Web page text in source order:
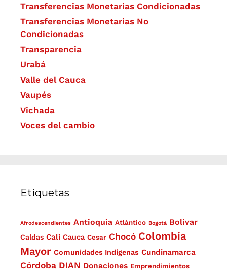
Transferencias Monetarias Condicionadas
Transferencias Monetarias No
Condicionadas
Transparencia
Urabá
Valle del Cauca
Vaupés
Vichada
Voces del cambio
Etiquetas
Afrodescendientes Antioquia Atlántico Bogotá Bolívar
Caldas Cali Cauca Cesar Chocó Colombia
Mayor Comunidades Indígenas Cundinamarca
Córdoba DIAN Donaciones Emprendimientos